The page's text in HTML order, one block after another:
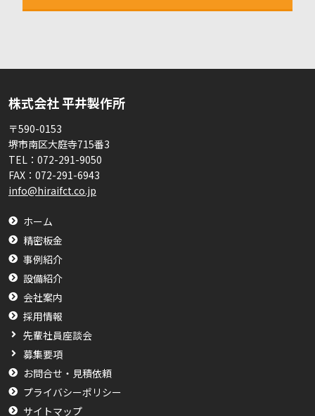
株式会社 平井製作所
〒590-0153
堺市南区大庭寺715番3
TEL： 072-291-9050
FAX： 072-291-6943
info@hiraifct.co.jp
ホーム
精密板金
事例紹介
設備紹介
会社案内
採用情報
先輩社員座談会
募集要項
お問合せ・見積依頼
プライバシーポリシー
サイトマップ